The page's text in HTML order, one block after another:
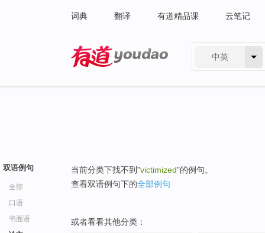
词典 翻译 有道精品课 云笔记
中英
双语例句
全部
口语
书面语
当前分类下找不到"victimized"的例句。
查看双语例句下的全部例句
或者看看其他分类：